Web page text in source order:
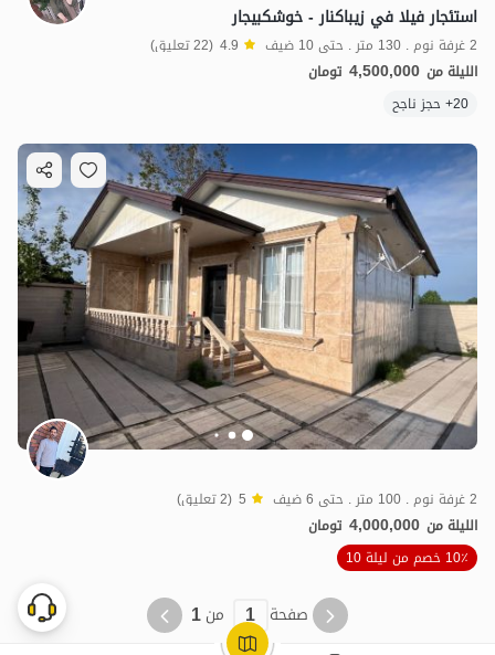
استئجار فيلا في زیباکنار - خوشكبيجار
2 غرفة نوم . 130 متر . حتى 10 ضيف 4.9 (22 تعليق)
الليلة من 4,500,000 تومان
20+ حجز ناجح
2 غرفة نوم . 100 متر . حتى 6 ضيف 5 (2 تعليق)
الليلة من 4,000,000 تومان
10٪ خصم من ليلة 10
صفحة 1 من1